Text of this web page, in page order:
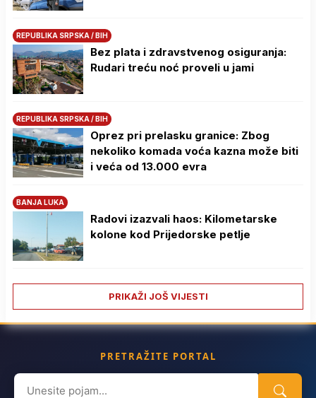
REPUBLIKA SRPSKA / BIH
Bez plata i zdravstvenog osiguranja:
Rudari treću noć proveli u jami
REPUBLIKA SRPSKA / BIH
Oprez pri prelasku granice: Zbog
nekoliko komada voća kazna može biti
i veća od 13.000 evra
BANJA LUKA
Radovi izazvali haos: Kilometarske
kolone kod Prijedorske petlje
PRIKAŽI JOŠ VIJESTI
PRETRAŽITE PORTAL
Search